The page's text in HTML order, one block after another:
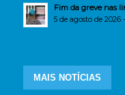
Fim da greve nas
5 de agosto de 2026
MAIS NOTÍCIAS